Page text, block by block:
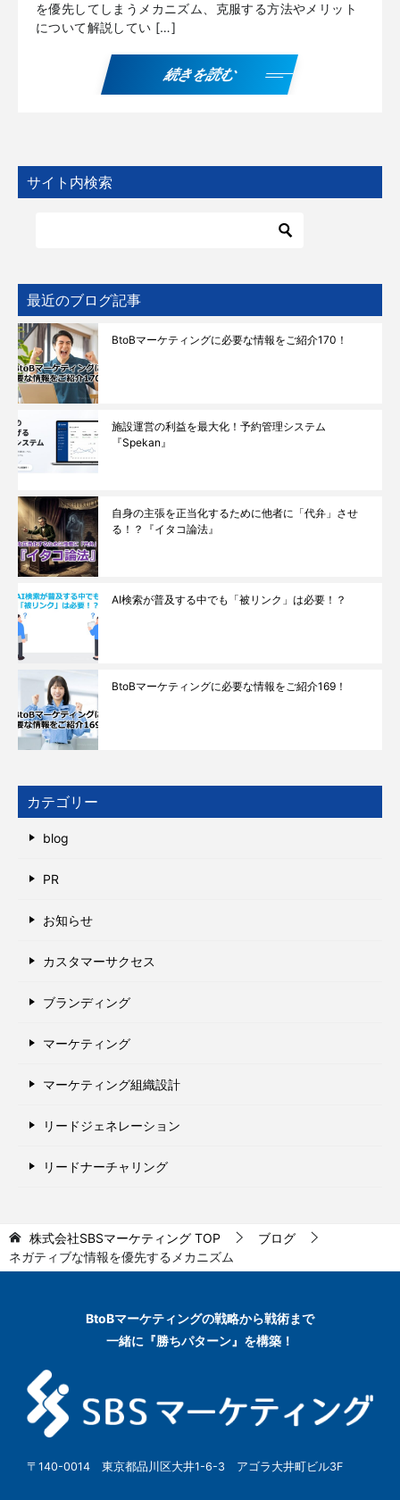
を優先してしまうメカニズム、克服する方法やメリット
について解説してい […]
続きを読む
サイト内検索
最近のブログ記事
BtoBマーケティングに必要な情報をご紹介170！
施設運営の利益を最大化！予約管理システム
『Spekan』
自身の主張を正当化するために他者に「代弁」させ
る！？『イタコ論法』
AI検索が普及する中でも「被リンク」は必要！？
BtoBマーケティングに必要な情報をご紹介169！
カテゴリー
blog
PR
お知らせ
カスタマーサクセス
ブランディング
マーケティング
マーケティング組織設計
リードジェネレーション
リードナーチャリング
株式会社SBSマーケティング TOP
ブログ
ネガティブな情報を優先するメカニズム
BtoBマーケティングの戦略から戦術まで
一緒に『勝ちパターン』を構築！
〒140-0014 東京都品川区大井1-6-3 アゴラ大井町ビル3F